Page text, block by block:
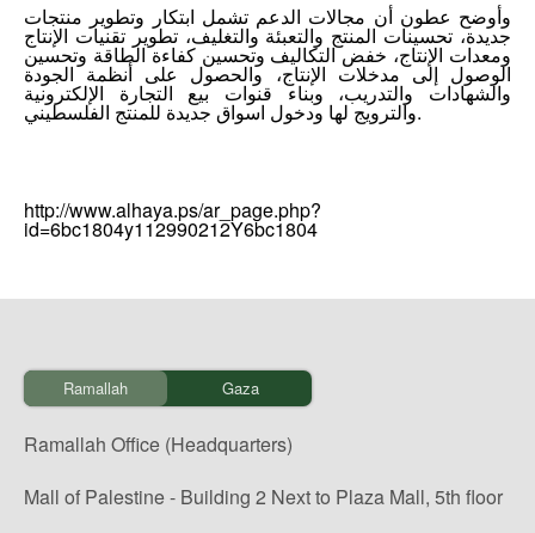
وأوضح عطون أن مجالات الدعم تشمل ابتكار وتطوير منتجات
جديدة، تحسينات المنتج والتعبئة والتغليف، تطوير تقنيات الإنتاج
ومعدات الإنتاج، خفض التكاليف وتحسين كفاءة الطاقة وتحسين
الوصول إلى مدخلات الإنتاج، والحصول على أنظمة الجودة
والشهادات والتدريب، وبناء قنوات بيع التجارة الإلكترونية
والترويج لها ودخول اسواق جديدة للمنتج الفلسطيني.
http://www.alhaya.ps/ar_page.php?
id=6bc1804y112990212Y6bc1804
Ramallah Gaza
Ramallah Office (Headquarters)
Mall of Palestine - Building 2 Next to Plaza Mall, 5th floor